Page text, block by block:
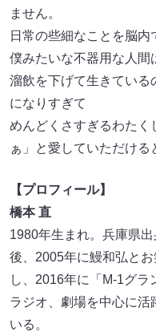
ません。
日常の些細なことを脳内
僕みたいな不器用な人間
溜飲を下げて生きている
になりすぎて
めんどくさすぎるわたく
ぁ」と愛していただける
【プロフィール】
橋本 直
1980年生まれ。兵庫県
後、2005年に鰻和弘と
し、2016年に「M-1グ
ラジオ、劇場を中心に活
いる。